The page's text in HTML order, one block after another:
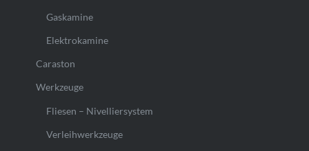
Gaskamine
Elektrokamine
Caraston
Werkzeuge
Fliesen – Nivelliersystem
Verleihwerkzeuge